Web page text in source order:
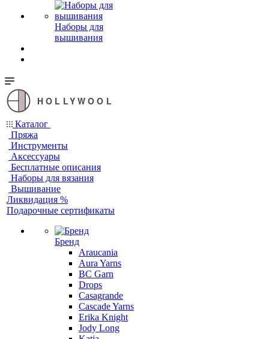
Наборы для
вышивания
HOLLYWOOL
Каталог
Пряжа
Инструменты
Аксессуары
Бесплатные описания
Наборы для вязания
Вышивание
Ликвидация %
Подарочные сертификаты
Бренд
Araucania
Aura Yarns
BC Garn
Drops
Casagrande
Cascade Yarns
Erika Knight
Jody Long